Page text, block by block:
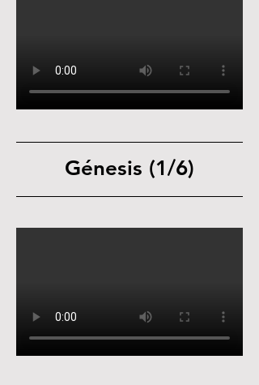
Génesis (1/6)